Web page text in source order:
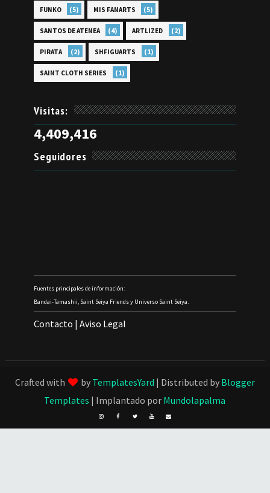
FUNKO (5) MIS FANARTS (5)
SANTOS DE ATENEA (4) ARTLIZED (2)
PIRATA (2) SHFIGUARTS (1)
SAINT CLOTH SERIES (1)
Visitas:
4,409,416
Seguidores
Fuentes principales de información:
Bandai-Tamashii, Saint Seiya Friends y Universo Saint Seiya.
Contacto |Aviso Legal
Crafted with by TemplatesYard | Distributed by Blogger
Templates | Implantado por Mundolapalma